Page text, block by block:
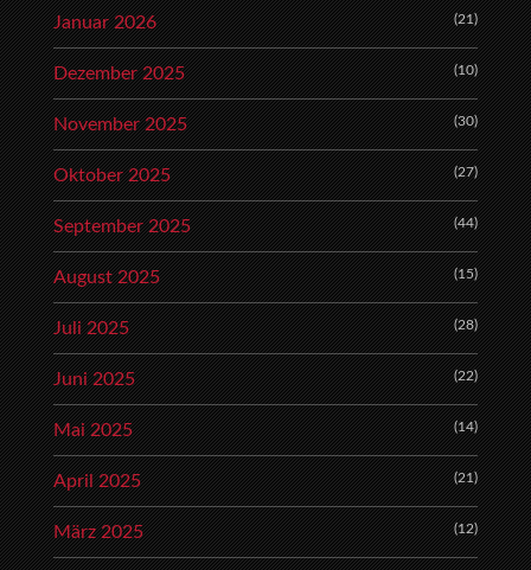
Januar 2026 (21)
Dezember 2025 (10)
November 2025 (30)
Oktober 2025 (27)
September 2025 (44)
August 2025 (15)
Juli 2025 (28)
Juni 2025 (22)
Mai 2025 (14)
April 2025 (21)
März 2025 (12)